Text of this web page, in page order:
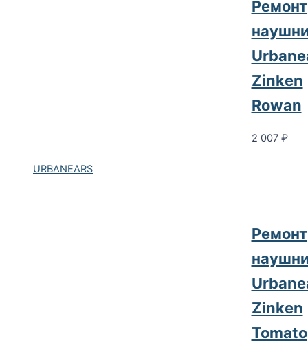
URBANEARS
Ремонт
Zinken
Rowan
2 007 ₽
Ремонт
Zinken
Tomato